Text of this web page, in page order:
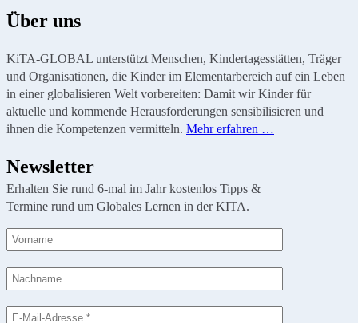
Über uns
KiTA-GLOBAL unterstützt Menschen, Kindertagesstätten, Träger
und Organisationen, die Kinder im Elementarbereich auf ein Leben
in einer globalisieren Welt vorbereiten: Damit wir Kinder für
aktuelle und kommende Herausforderungen sensibilisieren und
ihnen die Kompetenzen vermitteln. Mehr erfahren …
Newsletter
Erhalten Sie rund 6-mal im Jahr kostenlos Tipps &
Termine rund um Globales Lernen in der KITA.